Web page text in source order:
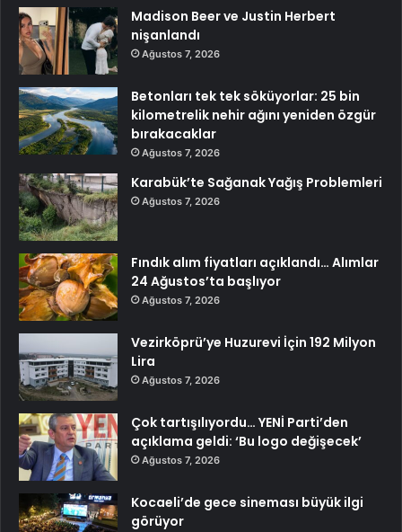
Madison Beer ve Justin Herbert
nişanlandı
Ağustos 7, 2026
Betonları tek tek söküyorlar: 25 bin
kilometrelik nehir ağını yeniden özgür
bırakacaklar
Ağustos 7, 2026
Karabük’te Sağanak Yağış Problemleri
Ağustos 7, 2026
Fındık alım fiyatları açıklandı… Alımlar
24 Ağustos’ta başlıyor
Ağustos 7, 2026
Vezirköprü’ye Huzurevi İçin 192 Milyon
Lira
Ağustos 7, 2026
Çok tartışılıyordu… YENİ Parti’den
açıklama geldi: ‘Bu logo değişecek’
Ağustos 7, 2026
Kocaeli’de gece sineması büyük ilgi
görüyor